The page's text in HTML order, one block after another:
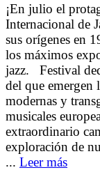
¡En julio el
Internacional de
sus orígenes en
los máximos
jazz. Festival
del que emergen
modernas y
musicales
extraordinario
exploración de
... Leer más